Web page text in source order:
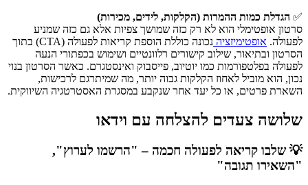
✅ הגדלת כמות ההמרות (הקלקות, לידים, מכירות)
סרטון אופטימלי הוא לא רק כזה שמושך צפיות אלא גם כזה שמניע
לפעולה. אופטימיזציה
נכונה כוללת הוספת קריאות לפעולה (CTA) בתוך
הסרטון ובתיאור, שילוב קישורים רלוונטיים ושימוש בכפתורי הנעה
לפעולה בפלטפורמות כמו יוטיוב, פייסבוק ואינסטגרם. כאשר הסרטון בנוי
נכון, הוא מוביל לאחוז הקלקות גבוה יותר, מה שמיתרגם לרכישות,
השארת פרטים, או כל יעד אחר שנקבע במסגרת האסטרטגיה השיווקית.
שלושה צעדים להצלחה עם וידאו
💡 שלבו קריאה לפעולה חכמה – "הרשמו לערוץ",
"השאירו תגובה"